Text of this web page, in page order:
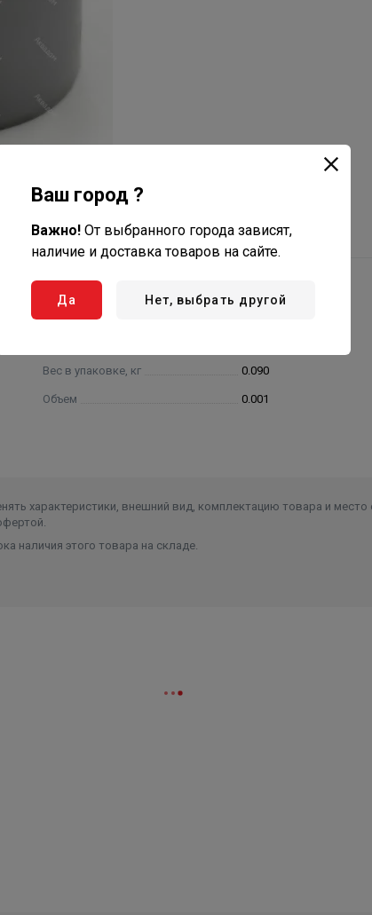
Вес в упаковке, кг 0.090
Объем 0.001
характеристики, внешний вид, комплектацию товара и место
наличия этого товара на складе.
Ваш город ?
Важно! От выбранного города зависят,
наличие и доставка товаров на сайте.
Да Нет, выбрать другой